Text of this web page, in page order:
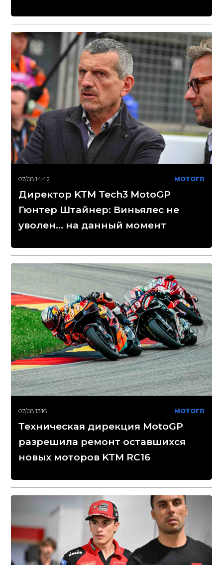
07/08 14:42 МОТОГП
Директор KTM Tech3 MotoGP
Гюнтер Штайнер: Виньялес не
уволен... на данный момент
07/08 13:16 МОТОГП
Техническая дирекция MotoGP
разрешила ремонт оставшихся
новых моторов KTM RC16